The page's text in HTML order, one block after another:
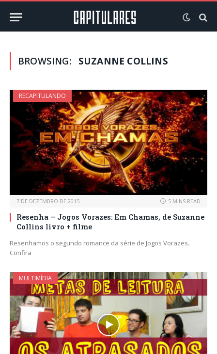
BROWSING: SUZANNE COLLINS
RECAPITULANDO
7 DE DEZEMBRO DE 2015 5 MINS READ
Resenha – Jogos Vorazes: Em Chamas, de Suzanne
Collins livro + filme
Resenhamos o segundo romance da série de Jogos Vorazes.
Confira
MULTIMÍDIA